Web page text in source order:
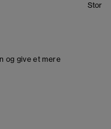
Stor
og give et mere